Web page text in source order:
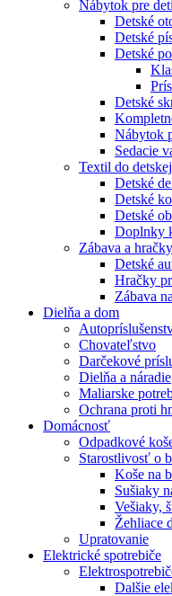
Nábytok pre
Detské
Detské
Detské
Detské
Nábytok
Sedacie
Textil do
Detské
Detské
Detské
Doplnky
Zábava a hračky
Detské
Hračky
Zábava
Dielňa a dom
Chovateľstvo
Darčekové
Dielňa a náradie
Maliarske
Ochrana proti
Domácnosť
Odpadkové
Starostlivosť o
Koše na
Sušiaky
Vešiaky,
Žehliace
Upratovanie
Elektrické spotrebiče
Dalšie